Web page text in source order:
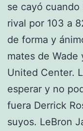
se cayó
rival por 103 a
de forma y
mates de Wade
United Center.
esperar y no
fuera Derrick
suyos. LeBron